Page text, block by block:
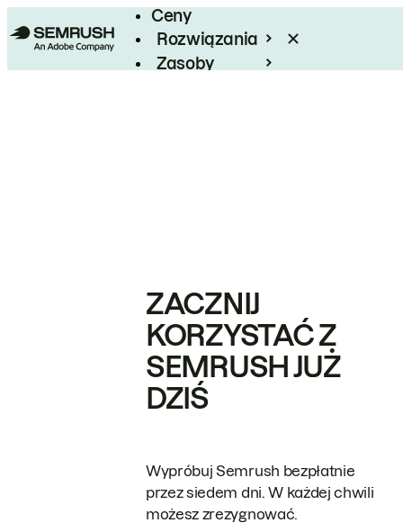
Ceny
Rozwiązania
Zasoby
ZACZNIJ
KORZYSTAĆ Z
SEMRUSH JUŻ
DZIŚ
Wypróbuj Semrush bezpłatnie
przez siedem dni. W każdej chwili
możesz zrezygnować.